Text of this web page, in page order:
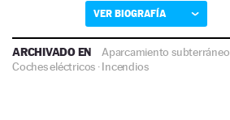
VER BIOGRAFÍA
ARCHIVADO EN Aparcamiento subterráneo
Coches eléctricos ·Incendios